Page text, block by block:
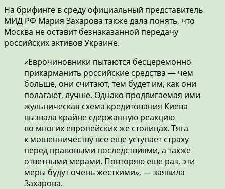
На брифинге в среду официальный представитель
МИД РФ Мария Захарова также дала понять, что
Москва не оставит безнаказанной передачу
российских активов Украине.
«Еврочиновники пытаются бесцеремонно
прикарманить российские средства — чем
больше, они считают, тем будет им, как они
полагают, лучше. Однако продвигаемая ими
жульническая схема кредитования Киева
вызвала крайне сдержанную реакцию
во многих европейских же столицах. Тяга
к мошенничеству все еще уступает страху
перед правовыми последствиями, а также
ответными мерами. Повторяю еще раз, эти
меры будут очень жесткими», — заявила
Захарова.